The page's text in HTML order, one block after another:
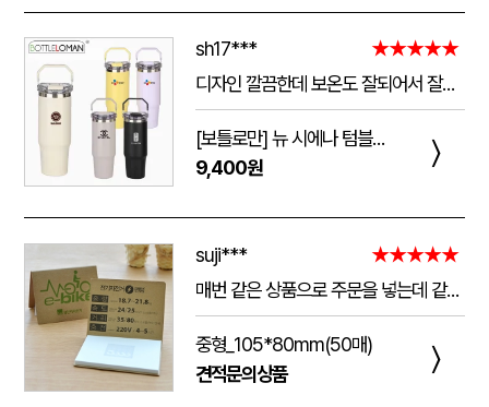
sh17***
★★★★★
디자인 깔끔한데 보온도 잘되어서 잘쓰고 있습니다 선물용으로 좋네요 하단에 실리콘 밀림방지 없는건 좀 아쉽네요
[보틀로만] 뉴 시에나 텀블러 900ml
9,400원
〉
suji***
★★★★★
매번 같은 상품으로 주문을 넣는데 같은 품질로 받을 수 있어서 좋습니다. 배송 기간도 적당히 잘오는거 같아요. 앞으로도 계속 이용할꺼 같습니다. 지금과 같은 품질로 유지해주세요!!
중형_105*80mm(50매)
견적문의상품
〉